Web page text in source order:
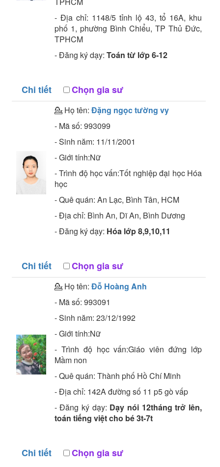
- Địa chỉ: 1148/5 tỉnh lộ 43, tổ 16A, khu
phố 1, phường Bình Chiểu, TP Thủ Đức,
TPHCM
- Đăng ký dạy: Toán từ lớp 6-12
Chi tiết Chọn gia sư
💁 Họ tên: Đặng ngọc tường vy
- Mã số: 993099
- Sinh năm: 11/11/2001
- Giới tính:Nữ
- Trình độ học vấn:Tốt nghiệp đại học Hóa
học
- Quê quán: An Lạc, Bình Tân, HCM
- Địa chỉ: Bình An, Dĩ An, Bình Dương
- Đăng ký dạy: Hóa lớp 8,9,10,11
Chi tiết Chọn gia sư
💁 Họ tên: Đỗ Hoàng Anh
- Mã số: 993091
- Sinh năm: 23/12/1992
- Giới tính:Nữ
- Trình độ học vấn:Giáo viên đứng lớp
Mầm non
- Quê quán: Thành phố Hồ Chí Minh
- Địa chỉ: 142A đường số 11 p5 gò vấp
- Đăng ký dạy: Dạy nói 12tháng trở lên,
toán tiếng việt cho bé 3t-7t
Chi tiết Chọn gia sư